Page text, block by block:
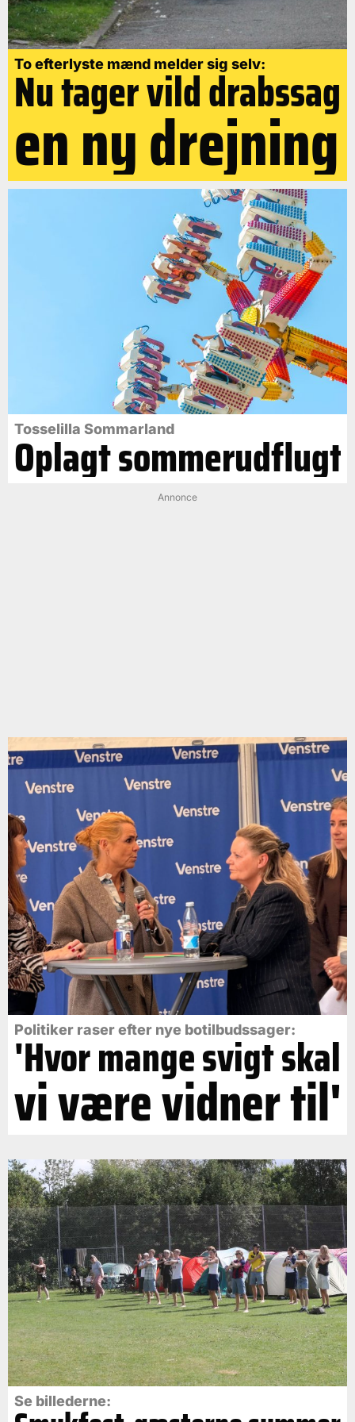
To efterlyste mænd melder sig selv:
Nu tager vild drabssag
en ny drejning
Tosselilla Sommarland
Oplagt sommerudflugt
Annonce
Politiker raser efter nye botilbudssager:
'Hvor mange svigt skal
vi være vidner til'
Se billederne: